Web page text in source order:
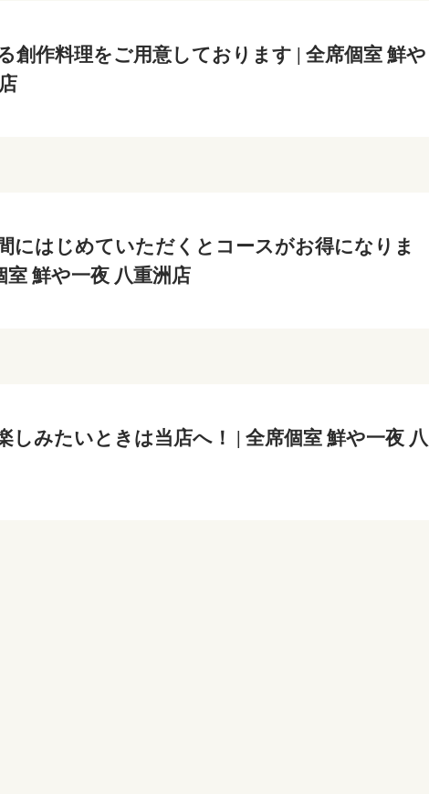
創作料理をご用意しております | 全席個室 鮮や
にはじめていただくとコースがお得になりま
室 鮮や一夜 八重洲店
しみたいときは当店へ！ | 全席個室 鮮や一夜 八